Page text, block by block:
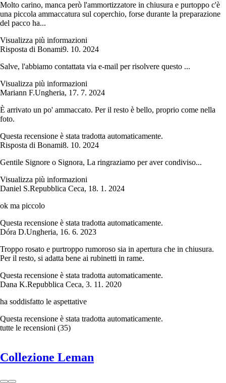
Molto carino, manca però l'ammortizzatore in chiusura e purtoppo c'è
una piccola ammaccatura sul coperchio, forse durante la preparazione
del pacco ha...
Visualizza più informazioni
Risposta di Bonami9. 10. 2024
Salve, l'abbiamo contattata via e-mail per risolvere questo ...
Visualizza più informazioni
Mariann F.Ungheria, 17. 7. 2024
È arrivato un po' ammaccato. Per il resto è bello, proprio come nella
foto.
Questa recensione è stata tradotta automaticamente.
Risposta di Bonami8. 10. 2024
Gentile Signore o Signora, La ringraziamo per aver condiviso...
Visualizza più informazioni
Daniel S.Repubblica Ceca, 18. 1. 2024
ok ma piccolo
Questa recensione è stata tradotta automaticamente.
Dóra D.Ungheria, 16. 6. 2023
Troppo rosato e purtroppo rumoroso sia in apertura che in chiusura.
Per il resto, si adatta bene ai rubinetti in rame.
Questa recensione è stata tradotta automaticamente.
Dana K.Repubblica Ceca, 3. 11. 2020
ha soddisfatto le aspettative
Questa recensione è stata tradotta automaticamente.
tutte le recensioni (35)
Collezione Leman